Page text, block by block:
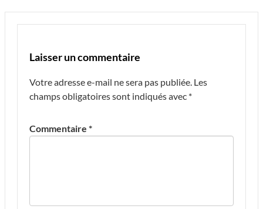
Laisser un commentaire
Votre adresse e-mail ne sera pas publiée. Les
champs obligatoires sont indiqués avec *
Commentaire *